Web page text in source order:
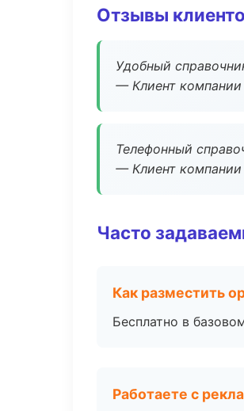
Отзывы
Удобный
— Клиент компании
Телефонный
— Клиент компании
Часто
Как разместить
Бесплатно в
Работаете с